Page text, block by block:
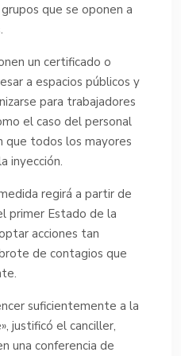
que se oponen a
un certificado o
a espacios públicos y
para trabajadores
el caso del personal
que todos los mayores
inyección.
regirá a partir de
primer Estado de la
acciones tan
de contagios que
suficientemente a la
justificó el canciller,
una conferencia de